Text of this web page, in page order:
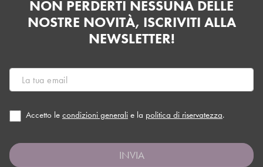
NON PERDERTI NESSUNA DELLE
NOSTRE NOVITÀ, ISCRIVITI ALLA
NEWSLETTER!
Accetto le condizioni generali e la politica di riservatezza.
INVIA